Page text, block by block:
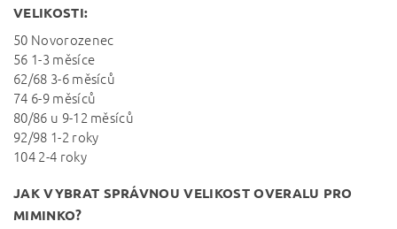
VELIKOSTI:
50 Novorozenec
56 1-3 měsíce
62/68 3-6 měsíců
74 6-9 měsíců
80/86 u 9-12 měsíců
92/98 1-2 roky
104 2-4 roky
JAK VYBRAT SPRÁVNOU VELIKOST OVERALU PRO
MIMINKO?